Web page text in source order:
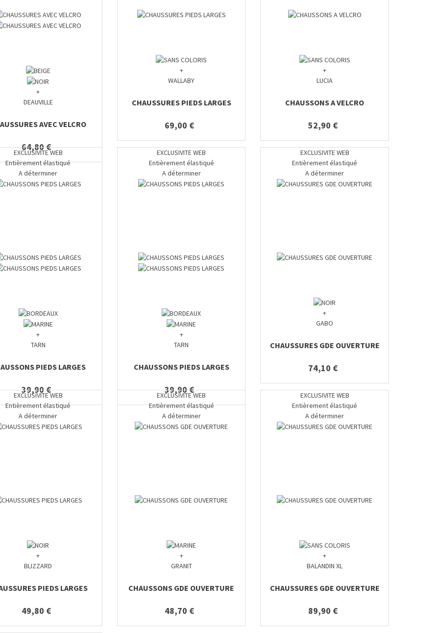
+
DEAUVILLE
AVEC VELCRO
64,80 €
+
WALLABY
CHAUSSURES PIEDS LARGES
69,00 €
+
LUCIA
CHAUSSONS A VELCRO
52,90 €
EXCLUSIVITE WEB
Entièrement élastiqué
A déterminer
+
TARN
PIEDS LARGES
39,90 €
EXCLUSIVITE WEB
Entièrement élastiqué
A déterminer
+
TARN
CHAUSSONS PIEDS LARGES
39,90 €
EXCLUSIVITE WEB
Entièrement élastiqué
A déterminer
+
GABO
CHAUSSURES GDE OUVERTURE
74,10 €
EXCLUSIVITE WEB
Entièrement élastiqué
A déterminer
+
BLIZZARD
PIEDS LARGES
49,80 €
EXCLUSIVITE WEB
Entièrement élastiqué
A déterminer
+
GRANIT
CHAUSSONS GDE OUVERTURE
48,70 €
EXCLUSIVITE WEB
Entièrement élastiqué
A déterminer
+
BALANDIN XL
CHAUSSURES GDE OUVERTURE
89,90 €